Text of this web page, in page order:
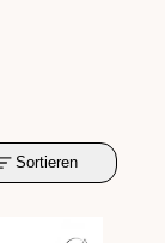
Sortieren